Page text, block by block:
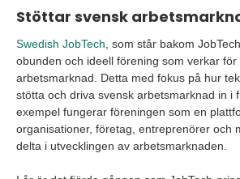
Stöttar svensk
Swedish JobTech, som står bakom
obunden och ideell förening som verkar
arbetsmarknad. Detta med fokus på hur
stötta och driva svensk arbetsmarknad in i
exempel fungerar föreningen som en
organisationer, företag, entreprenörer och
delta i utvecklingen av arbetsmarknaden.